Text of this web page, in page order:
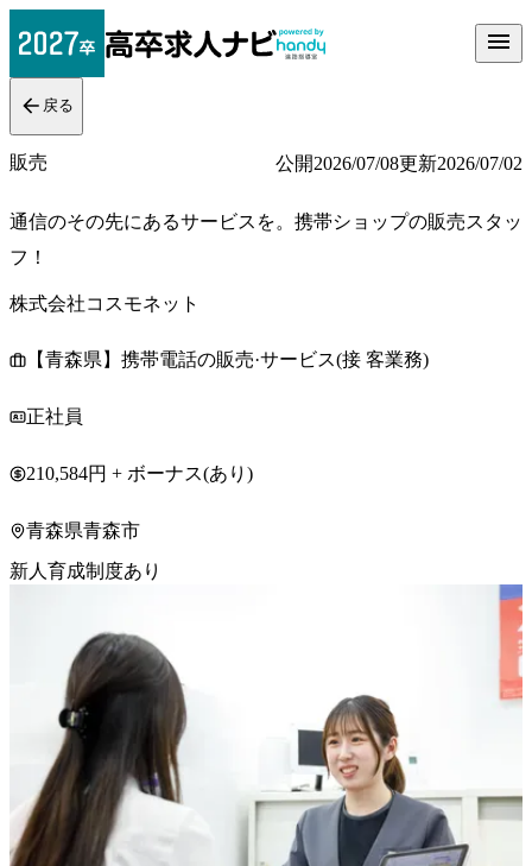
戻る
販売 公開2026/07/08更新2026/07/02
通信のその先にあるサービスを。携帯ショップの販売スタッ
フ！
株式会社コスモネット
【青森県】携帯電話の販売·サービス(接 客業務)
正社員
210,584円 + ボーナス(あり)
青森県青森市
新人育成制度あり